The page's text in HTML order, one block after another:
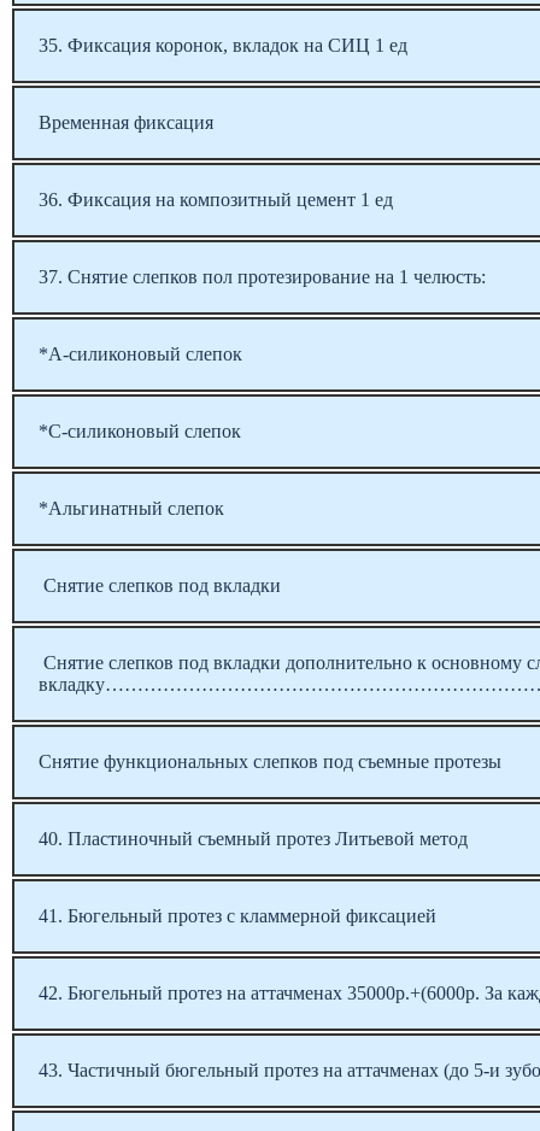
35. Фиксация коронок, вкладок на СИЦ 1 ед
Временная фиксация
36. Фиксация на композитный цемент 1 ед
37. Снятие слепков пол протезирование на 1 челюсть:
*А-силиконовый слепок
*С-силиконовый слепок
*Альгинатный слепок
Снятие слепков под вкладки
Снятие слепков под вкладки дополнительно к основному
Снятие функциональных слепков под съемные протезы
40. Пластиночный съемный протез Литьевой метод
41. Бюгельный протез с кламмерной фиксацией
42. Бюгельный протез на аттачменах 35000р.+(6000р. За
43. Частичный бюгельный протез на аттачменах (до 5-и